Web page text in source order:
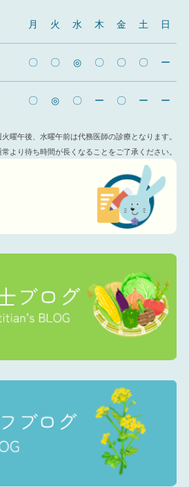
月 火 水 木 金 土 日
〇 〇 ◎ 〇 〇 〇 ー
〇 ◎ 〇 ー 〇 ー ー
曜午後、水曜午前は代務医師の診療となります。
常より待ち時間が長くなることをご了承ください。